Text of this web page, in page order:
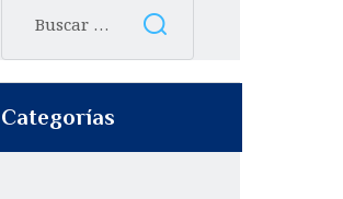
Categorías